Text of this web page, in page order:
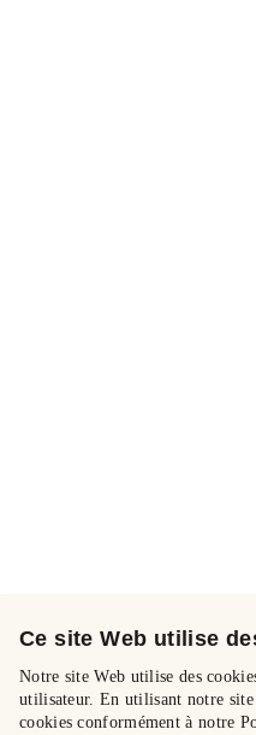
Ce site Web utilise
Notre site Web utilise des
utilisateur. En utilisant notre site
cookies conformément à notre